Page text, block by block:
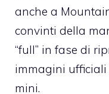
anche a
convinti della
“full” in fase di
immagini ufficiali
mini.